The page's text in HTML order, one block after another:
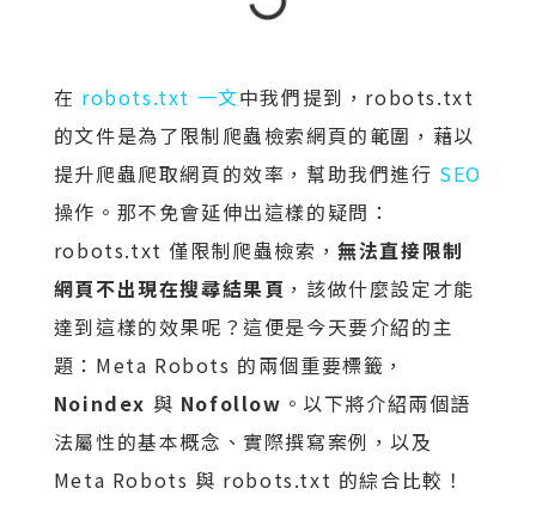
在 robots.txt 一文中我們提到，robots.txt
的文件是為了限制爬蟲檢索網頁的範圍，藉以
提升爬蟲爬取網頁的效率，幫助我們進行 SEO
操作。那不免會延伸出這樣的疑問：
robots.txt 僅限制爬蟲檢索，無法直接限制
網頁不出現在搜尋結果頁 ，該做什麼設定才能
達到這樣的效果呢？這便是今天要介紹的主
題：Meta Robots 的兩個重要標籤，
Noindex 與 Nofollow 。以下將介紹兩個語
法屬性的基本概念、實際撰寫案例，以及
Meta Robots 與 robots.txt 的綜合比較！